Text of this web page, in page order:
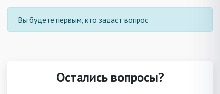
Вы будете первым, кто задаст вопрос
Остались вопросы?